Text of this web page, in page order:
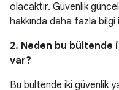
olacaktır. Güvenlik
hakkında daha fazla bilgi
2. Neden bu bültende
var?
Bu bültende iki güvenlik